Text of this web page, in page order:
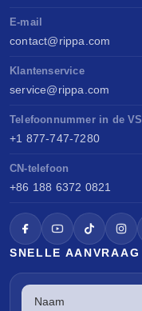
E-mail
contact@rippa.com
Klantenservice
service@rippa.com
Telefoonnummer in de VS
+1 877-747-7280
CN-telefoon
+86 188 6372 0821
SNELLE AANVRAAG